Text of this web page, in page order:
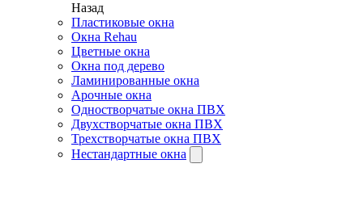
Назад
Пластиковые окна
Окна Rehau
Цветные окна
Окна под дерево
Ламинированные окна
Арочные окна
Одностворчатые окна ПВХ
Двухстворчатые окна ПВХ
Трехстворчатые окна ПВХ
Нестандартные окна